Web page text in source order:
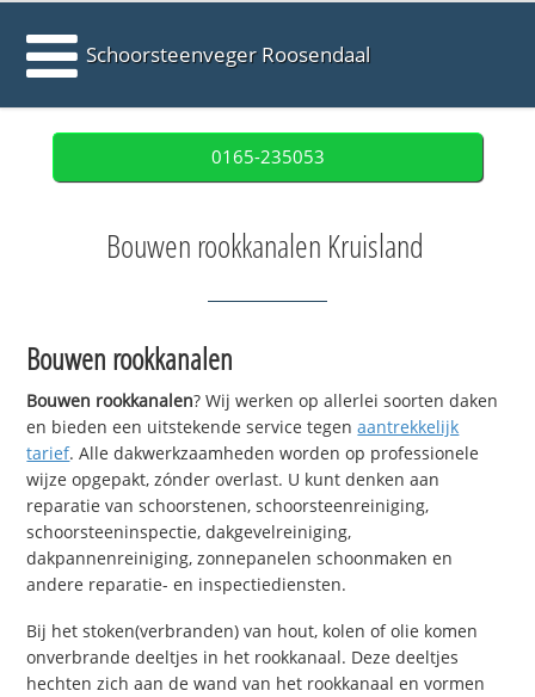
Schoorsteenveger Roosendaal
0165-235053
Bouwen rookkanalen Kruisland
Bouwen rookkanalen
Bouwen rookkanalen? Wij werken op allerlei soorten daken
en bieden een uitstekende service tegenaantrekkelijk
tarief. Alle dakwerkzaamheden worden op professionele
wijze opgepakt, zónder overlast. U kunt denken aan
reparatie van schoorstenen, schoorsteenreiniging,
schoorsteeninspectie, dakgevelreiniging,
dakpannenreiniging, zonnepanelen schoonmaken en
andere reparatie- en inspectiediensten.
Bij het stoken(verbranden) van hout, kolen of olie komen
onverbrande deeltjes in het rookkanaal. Deze deeltjes
hechten zich aan de wand van het rookkanaal en vormen